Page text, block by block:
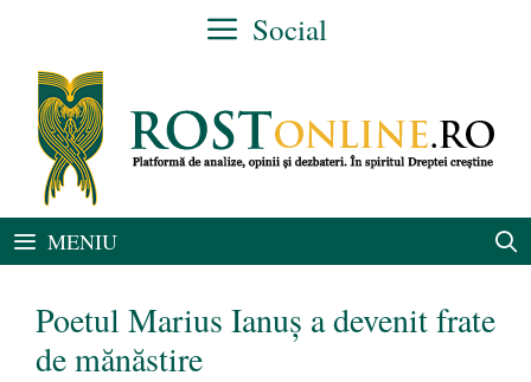
conținut
Social
MENIU
Poetul Marius Ianuş a devenit frate
de mănăstire